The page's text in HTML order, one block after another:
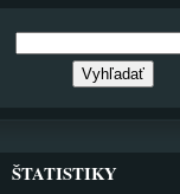
ŠTATISTIKY